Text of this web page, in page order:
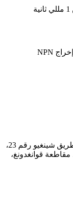
نطاق معلمات تصفية الإدخال: من 1 مللي ثانية
2-6F، المبنى أ، مجمع رويتك الصناعي، طريق شينغيو رقم 23،
قوانغدونغ،